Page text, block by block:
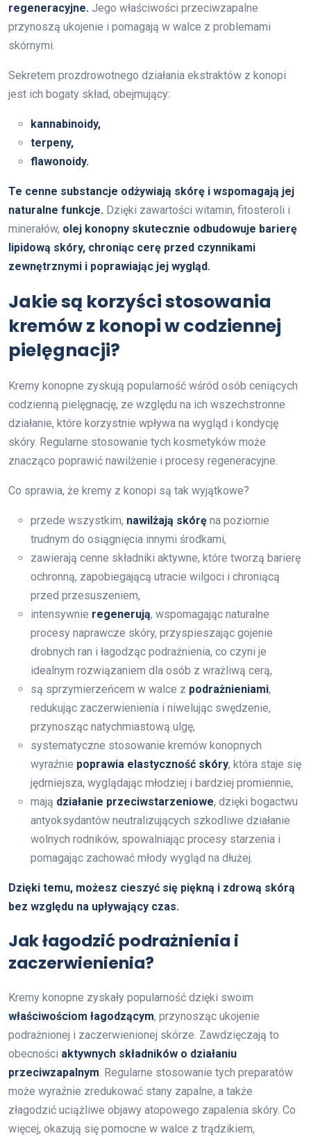
regeneracyjne. Jego właściwości przeciwzapalne
przynoszą ukojenie i pomagają w walce z problemami
skórnymi.
Sekretem prozdrowotnego działania ekstraktów z konopi
jest ich bogaty skład, obejmujący:
kannabinoidy,
terpeny,
flawonoidy.
Te cenne substancje odżywiają skórę i wspomagają jej
naturalne funkcje. Dzięki zawartości witamin, fitosteroli i
minerałów, olej konopny skutecznie odbudowuje barierę
lipidową skóry, chroniąc cerę przed czynnikami
zewnętrznymi i poprawiając jej wygląd.
Jakie są korzyści stosowania
kremów z konopi w codziennej
pielęgnacji?
Kremy konopne zyskują popularność wśród osób ceniących
codzienną pielęgnację, ze względu na ich wszechstronne
działanie, które korzystnie wpływa na wygląd i kondycję
skóry. Regularne stosowanie tych kosmetyków może
znacząco poprawić nawilżenie i procesy regeneracyjne.
Co sprawia, że kremy z konopi są tak wyjątkowe?
przede wszystkim, nawilżają skórę na poziomie
trudnym do osiągnięcia innymi środkami,
zawierają cenne składniki aktywne, które tworzą barierę
ochronną, zapobiegającą utracie wilgoci i chroniącą
przed przesuszeniem,
intensywnie regenerują, wspomagając naturalne
procesy naprawcze skóry, przyspieszając gojenie
drobnych ran i łagodząc podrażnienia, co czyni je
idealnym rozwiązaniem dla osób z wrażliwą cerą,
są sprzymierzeńcem w walce z podrażnieniami,
redukując zaczerwienienia i niwelując swędzenie,
przynosząc natychmiastową ulgę,
systematyczne stosowanie kremów konopnych
wyraźnie poprawia elastyczność skóry, która staje się
jędrniejsza, wyglądając młodziej i bardziej promiennie,
mają działanie przeciwstarzeniowe, dzięki bogactwu
antyoksydantów neutralizujących szkodliwe działanie
wolnych rodników, spowalniając procesy starzenia i
pomagając zachować młody wygląd na dłużej.
Dzięki temu, możesz cieszyć się piękną i zdrową skórą
bez względu na upływający czas.
Jak łagodzić podrażnienia i
zaczerwienienia?
Kremy konopne zyskały popularność dzięki swoim
właściwościom łagodzącym, przynosząc ukojenie
podrażnionej i zaczerwienionej skórze. Zawdzięczają to
obecności aktywnych składników o działaniu
przeciwzapalnym. Regularne stosowanie tych preparatów
może wyraźnie zredukować stany zapalne, a także
złagodzić uciążliwe objawy atopowego zapalenia skóry. Co
więcej, okazują się pomocne w walce z trądzikiem,